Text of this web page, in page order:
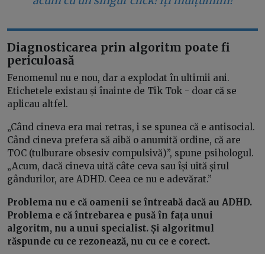
Diagnosticarea prin algoritm poate fi
periculoasă
Fenomenul nu e nou, dar a explodat în ultimii ani.
Etichetele existau și înainte de Tik Tok - doar că se
aplicau altfel.
„Când cineva era mai retras, i se spunea că e antisocial.
Când cineva prefera să aibă o anumită ordine, că are
TOC (tulburare obsesiv compulsivă)”, spune psihologul.
„Acum, dacă cineva uită câte ceva sau își uită șirul
gândurilor, are ADHD. Ceea ce nu e adevărat.”
Problema nu e că oamenii se întreabă dacă au ADHD.
Problema e că întrebarea e pusă în fața unui
algoritm, nu a unui specialist. Și algoritmul
răspunde cu ce rezonează, nu cu ce e corect.